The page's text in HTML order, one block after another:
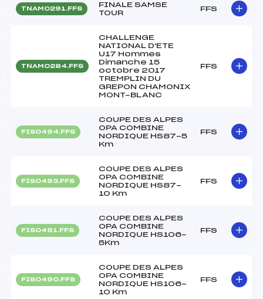
TNAM0291.FFS
FINALE SAMSE
TOUR
FFS
TNAM0284.FFS
CHALLENGE
NATIONAL D'ETE
U17 Hommes
Dimanche 15
octobre 2017
TREMPLIN DU
GREPON CHAMONIX
MONT-BLANC
FFS
FIS0494.FFS
COUPE DES ALPES
OPA COMBINE
NORDIQUE HS87-5
Km
FFS
FIS0493.FFS
COUPE DES ALPES
OPA COMBINE
NORDIQUE HS87-
10 Km
FFS
FIS0491.FFS
COUPE DES ALPES
OPA COMBINE
NORDIQUE HS106-
5Km
FFS
FIS0490.FFS
COUPE DES ALPES
OPA COMBINE
NORDIQUE HS106-
10 Km
FFS